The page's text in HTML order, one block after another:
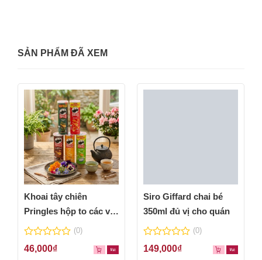
SẢN PHẨM ĐÃ XEM
Khoai tây chiên
Pringles hộp to các vị
thơm ngon
0
out
(0)
46,000₫
Siro Giffard chai bé
350ml đủ vị cho quán
0
out
(0)
149,000₫